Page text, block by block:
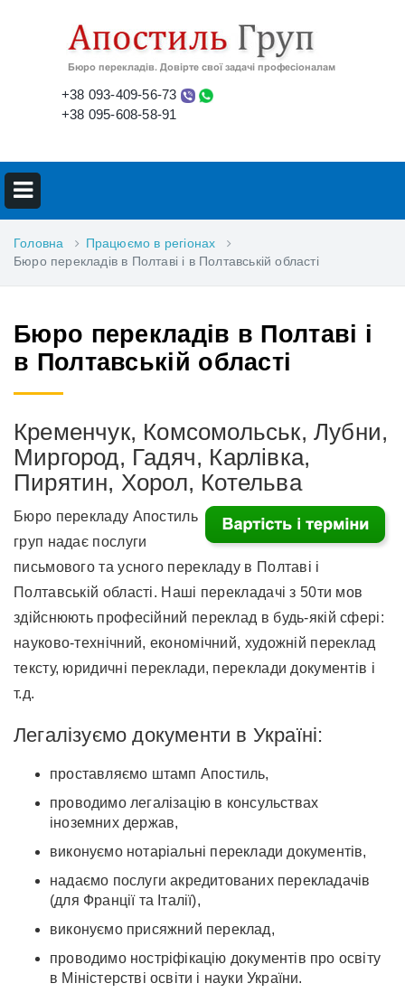
+38 093-409-56-73
+38 095-608-58-91
Головна
Працюємо в регіонах
Бюро перекладів в Полтаві і в Полтавській області
Бюро перекладів в Полтаві і
в Полтавській області
Кременчук, Комсомольськ, Лубни,
Миргород, Гадяч, Карлівка,
Пирятин, Хорол, Котельва
Бюро перекладу Апостиль
груп надає послуги
письмового та усного перекладу в Полтаві і
Полтавській області. Наші перекладачі з 50ти мов
здійснюють професійний переклад в будь-якій сфері:
науково-технічний, економічний, художній переклад
тексту, юридичні переклади, переклади документів і
т.д.
Легалізуємо документи в Україні:
проставляємо штамп Апостиль,
проводимо легалізацію в консульствах
іноземних держав,
виконуємо нотаріальні переклади документів,
надаємо послуги акредитованих перекладачів
(для Франції та Італії),
виконуємо присяжний переклад,
проводимо ностріфікацію документів про освіту
в Міністерстві освіти і науки України.